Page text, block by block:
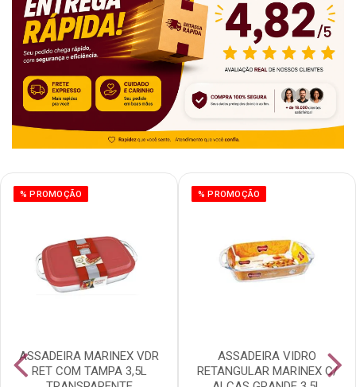
% PROMOÇÃO
ASSADEIRA MARINEX VDR
RET COM TAMPA 3,5L
% PROMOÇÃO
ASSADEIRA VIDRO
RETANGULAR MARINEX C/